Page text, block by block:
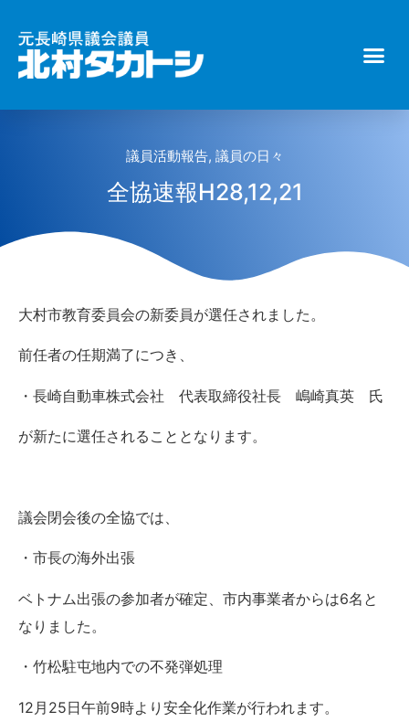
議員活動報告, 議員の日々
全協速報H28,12,21
大村市教育委員会の新委員が選任されました。
前任者の任期満了につき、
・長崎自動車株式会社 代表取締役社長 嶋崎真英 氏
が新たに選任されることとなります。
議会閉会後の全協では、
・市長の海外出張
ベトナム出張の参加者が確定、市内事業者からは6名と
なりました。
・竹松駐屯地内での不発弾処理
12月25日午前9時より安全化作業が行われます。